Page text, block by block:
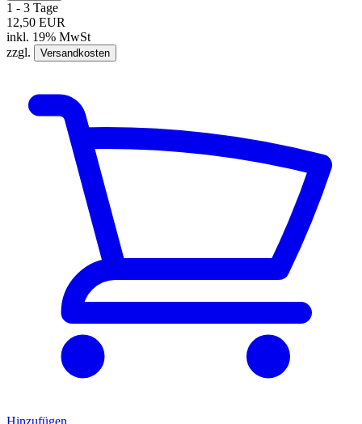
1 - 3 Tage
12,50 EUR
inkl. 19% MwSt
zzgl.
Versandkosten
Hinzufügen